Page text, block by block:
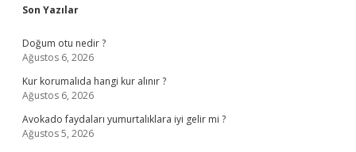
Sidebar
Son Yazılar
Doğum otu nedir ?
Ağustos 6, 2026
Kur korumalıda hangi kur alınır ?
Ağustos 6, 2026
Avokado faydaları yumurtalıklara iyi gelir mi ?
Ağustos 5, 2026